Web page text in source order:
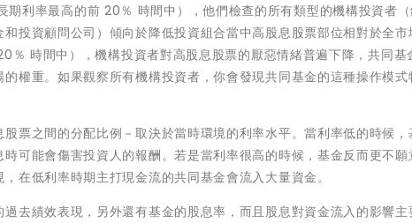
利率最高的前 20％ 時間中），他們檢查的所有類型的機構投資者（
投資顧問公司）傾向於降低投資組合當中高股息股票部位相對於全市
％ 時間中），機構投資者對高股息股票的厭惡情緒普遍下降，共同基
權重。如果觀察所有機構投資者，你會發現共同基金的這種操作模式
票之間的分配比例－取決於當時環境的利率水平。當利率低的時候，
可能會傷害投資人的報酬。若是當利率很高的時候，基金反而更不願
在低利率時期主打現金流的共同基金會流入大量資金。
去績效表現，另外還有基金的股息率，而且股息對資金流入的影響主